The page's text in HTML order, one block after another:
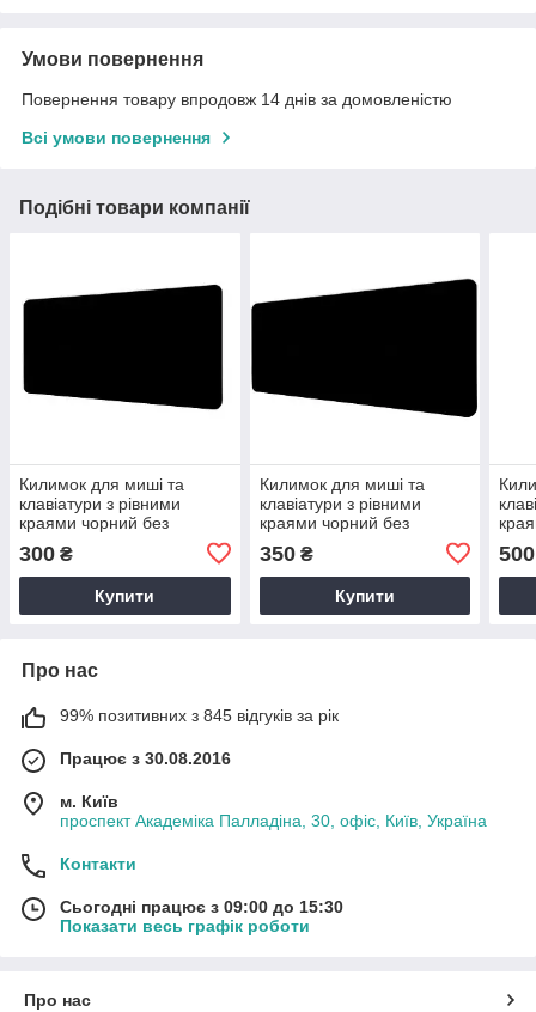
Умови повернення
Повернення товару впродовж 14 днів за домовленістю
Всі умови повернення
Подібні товари компанії
Килимок для миші та
клавіатури з рівними
краями чорний без
300 ₴
Купити
Килимок для миші та
клавіатури з рівними
краями чорний без
малюнка 800х400х3 мм
350₴
Купити
500
Про нас
99% позитивних з 845 відгуків за рік
Працює з 30.08.2016
м. Київ
проспект Академіка Палладіна, 30, офіс, Київ, Україна
Контакти
Сьогодні працює з 09:00 до 15:30
Показати весь графік роботи
Про нас